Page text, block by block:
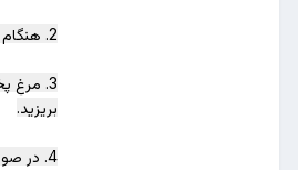
2. هنگام دم کردن، 1 قاشق مرباخوری از ادویه مخصوص لای برنج بریزید و دم کنید.
3. مرغ
بریزید.
4. در صورت تمایل می توانید از مواد لای پلوی در حال دم بریزید.